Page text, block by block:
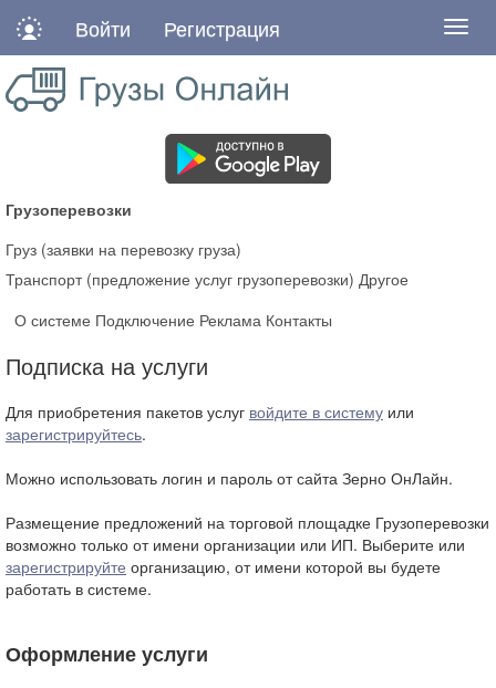
Войти Регистрация
Грузоперевозки
Груз (заявки на перевозку груза)
Транспорт (предложение услуг грузоперевозки) Другое
О системе Подключение Реклама Контакты
Подписка на услуги
Для приобретения пакетов услуг войдите в систему или
зарегистрируйтесь.
Можно использовать логин и пароль от сайта Зерно ОнЛайн.
Размещение предложений на торговой площадке Грузоперевозки
возможно только от имени организации или ИП. Выберите или
зарегистрируйте организацию, от имени которой вы будете
работать в системе.
Оформление услуги